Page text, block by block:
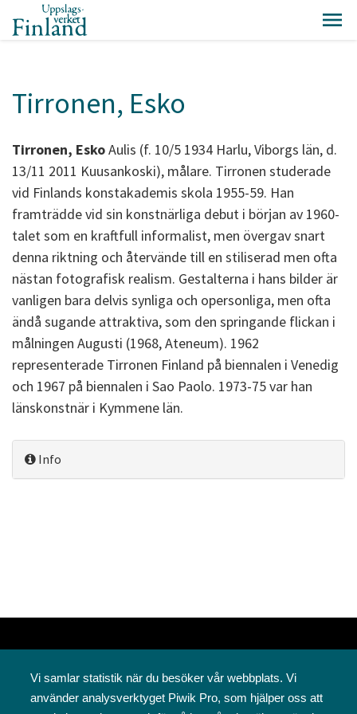
Tirronen, Esko
Tirronen, EskoAulis (f. 10/5 1934 Harlu, Viborgs län, d.
13/11 2011 Kuusankoski), målare. Tirronen studerade
vid Finlands konstakademis skola 1955-59. Han
framträdde vid sin konstnärliga debut i början av 1960-
talet som en kraftfull informalist, men övergav snart
denna riktning och återvände till en stiliserad men ofta
nästan fotografisk realism. Gestalterna i hans bilder är
vanligen bara delvis synliga och opersonliga, men ofta
ändå sugande attraktiva, som den springande flickan i
målningen Augusti (1968, Ateneum). 1962
representerade Tirronen Finland på biennalen i Venedig
och 1967 på biennalen i Sao Paolo. 1973-75 var han
länskonstnär i Kymmene län.
Info
Vi samlar statistik när du besöker vår webbplats. Vi
använder analysverktyget Piwik Pro, som hjälper oss att